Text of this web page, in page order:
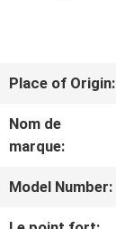
SUJET
DE
NOUS
Place of Origin:
Nom de
marque:
Model Number: